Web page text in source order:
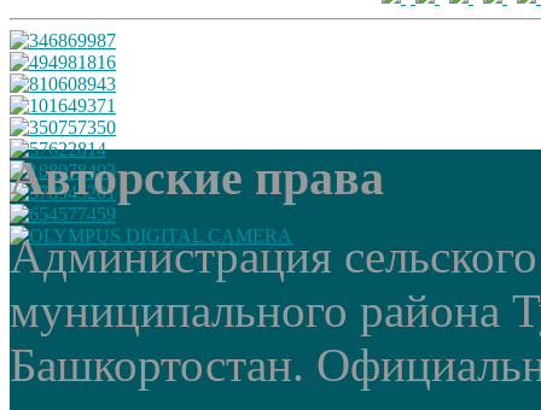
Авторские права
Администрация
муниципального района
Башкортостан.